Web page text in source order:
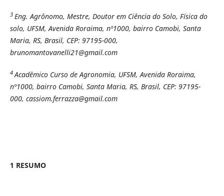
3 Eng. Agrônomo, Mestre, Doutor em Ciência do Solo, Física do
solo, UFSM, Avenida Roraima, nº1000, bairro Camobi, Santa
Maria, RS, Brasil, CEP: 97195-000,
brunomantovanelli21@gmail.com
4 Acadêmico Curso de Agronomia, UFSM, Avenida Roraima,
nº1000, bairro Camobi, Santa Maria, RS, Brasil, CEP: 97195-
000, cassiom.ferrazza@gmail.com
1 RESUMO